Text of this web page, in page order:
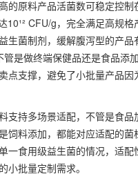
的原料产品活菌数可稳定控制
CFU/g，完全满足高规格
生菌制剂，缓解腹泻型的产品
管是做终端保健品还是食品添
点支撑，避免了小批量产品因
支持多场景适配，不管是食品
饲料添加，都能对应适配的菌
一食用级益生菌的情况，适配
小批量定制需求。